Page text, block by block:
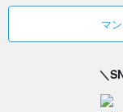
マ
＼